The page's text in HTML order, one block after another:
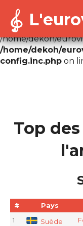
Warning
: Cannot
already sent by
/home/dekoh/
/home/dekoh/
config.inc.php on
Top
# Pays
1
Suède